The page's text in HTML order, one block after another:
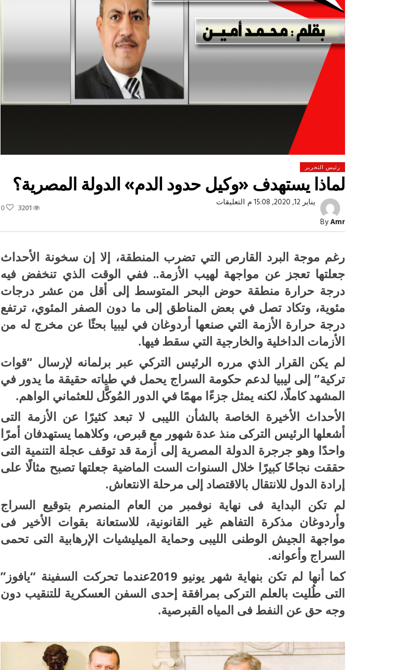
رئيس التحرير
لماذا يستهدف «وكيل حدود الدم» الدولة المصرية؟
ByAmr
يناير 12, 2020, 15:08 م التعليقات
حدود
الدولة
المصرية؟
مغلقة
3201
0
رغم موجة البرد القارص التي تضرب المنطقة، إلا إن سخونة الأحداث
جعلتها تعجز عن مواجهة لهيب الأزمة.. ففي الوقت الذي تنخفض فيه
درجة حرارة منطقة حوض البحر المتوسط إلى أقل من عشر درجات
مئوية، وتكاد تصل في بعض المناطق إلى ما دون الصفر المئوي، ترتفع
درجة حرارة الأزمة التي صنعها أردوغان في ليبيا بحثًا عن مخرج له من
الأزمات الداخلية والخارجية التي سقط فيها.
لم يكن القرار الذي مرره الرئيس التركي عبر برلمانه لإرسال “قوات
تركية” إلى ليبيا لدعم حكومة السراج يحمل في طياته حقيقة ما يدور في
المشهد كاملًا، لكنه يمثل جزءًا مهمًا في الدور المُوكَّل للعثماني الواهم.
الأحداث الأخيرة الخاصة بالشأن الليبى لا تبعد كثيرًا عن الأزمة التى
أشعلها الرئيس التركى منذ عدة شهور مع قبرص، وكلاهما يستهدفان أمرًا
واحدًا وهو جرجرة الدولة المصرية إلى أزمة قد توقف عجلة التنمية التى
حققت نجاحًا كبيرًا خلال السنوات الست الماضية جعلتها تصبح مثالًا على
إرادة الدول للانتقال بالاقتصاد إلى مرحلة الانتعاش.
لم تكن البداية فى نهاية نوفمبر من العام المنصرم بتوقيع السراج
وأردوغان مذكرة التفاهم غير القانونية، للاستعانة بقوات الأخير فى
مواجهة الجيش الوطنى الليبى وحماية الميليشيات الإرهابية التى تحمى
السراج وأعوانه.
كما أنها لم تكن بنهاية شهر يونيو 2019عندما تحركت السفينة “يافوز”
التى طُليت بالعلم التركى بمرافقة إحدى السفن العسكرية للتنقيب دون
وجه حق عن النفط فى المياه القبرصية.
أكتوبر «النصر» و«المجلة»
التشجيع «أخلاق» وليس «تحفيل»
كيف تحمي مصر ثرواتها في الجنوب؟
معركة لا تُرى.. وحراس لا ينامون
الدول كيانات تنموية عملاقة؟